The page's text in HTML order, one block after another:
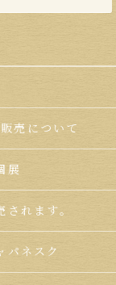
売について
展
れます。
ネスク